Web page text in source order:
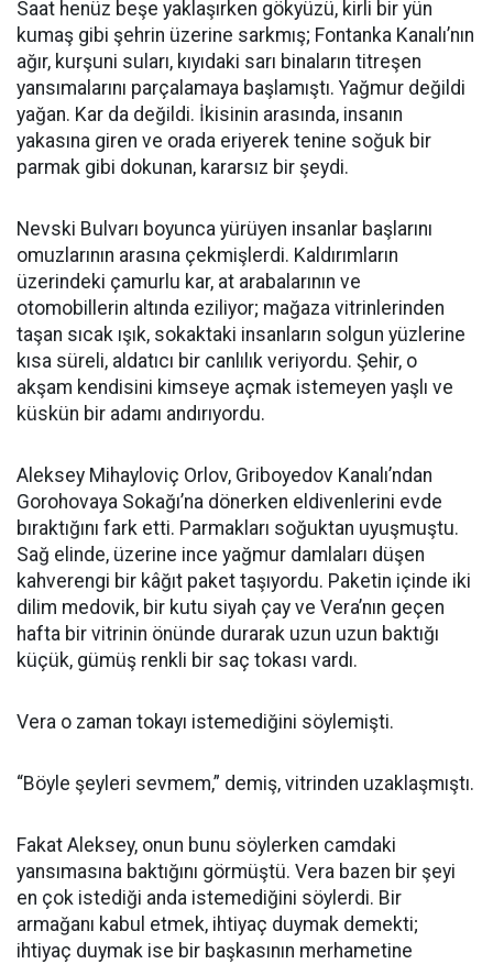
Saat henüz beşe yaklaşırken gökyüzü, kirli bir yün
kumaş gibi şehrin üzerine sarkmış; Fontanka Kanalı’nın
ağır, kurşuni suları, kıyıdaki sarı binaların titreşen
yansımalarını parçalamaya başlamıştı. Yağmur değildi
yağan. Kar da değildi. İkisinin arasında, insanın
yakasına giren ve orada eriyerek tenine soğuk bir
parmak gibi dokunan, kararsız bir şeydi.
Nevski Bulvarı boyunca yürüyen insanlar başlarını
omuzlarının arasına çekmişlerdi. Kaldırımların
üzerindeki çamurlu kar, at arabalarının ve
otomobillerin altında eziliyor; mağaza vitrinlerinden
taşan sıcak ışık, sokaktaki insanların solgun yüzlerine
kısa süreli, aldatıcı bir canlılık veriyordu. Şehir, o
akşam kendisini kimseye açmak istemeyen yaşlı ve
küskün bir adamı andırıyordu.
Aleksey Mihayloviç Orlov, Griboyedov Kanalı’ndan
Gorohovaya Sokağı’na dönerken eldivenlerini evde
bıraktığını fark etti. Parmakları soğuktan uyuşmuştu.
Sağ elinde, üzerine ince yağmur damlaları düşen
kahverengi bir kâğıt paket taşıyordu. Paketin içinde iki
dilim medovik, bir kutu siyah çay ve Vera’nın geçen
hafta bir vitrinin önünde durarak uzun uzun baktığı
küçük, gümüş renkli bir saç tokası vardı.
Vera o zaman tokayı istemediğini söylemişti.
“Böyle şeyleri sevmem,” demiş, vitrinden uzaklaşmıştı.
Fakat Aleksey, onun bunu söylerken camdaki
yansımasına baktığını görmüştü. Vera bazen bir şeyi
en çok istediği anda istemediğini söylerdi. Bir
armağanı kabul etmek, ihtiyaç duymak demekti;
ihtiyaç duymak ise bir başkasının merhametine